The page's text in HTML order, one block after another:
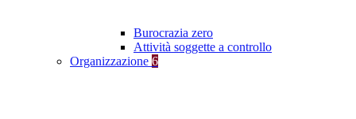
Burocrazia zero
Attività soggette a controllo
Organizzazione 6